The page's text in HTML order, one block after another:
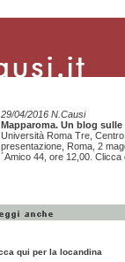
29/04/2016 N.Causi
Mapparoma. Un blog
Università Roma Tre,
presentazione, Roma, 2
´Amico 44, ore 12,00. Clicca
qui per la locandina